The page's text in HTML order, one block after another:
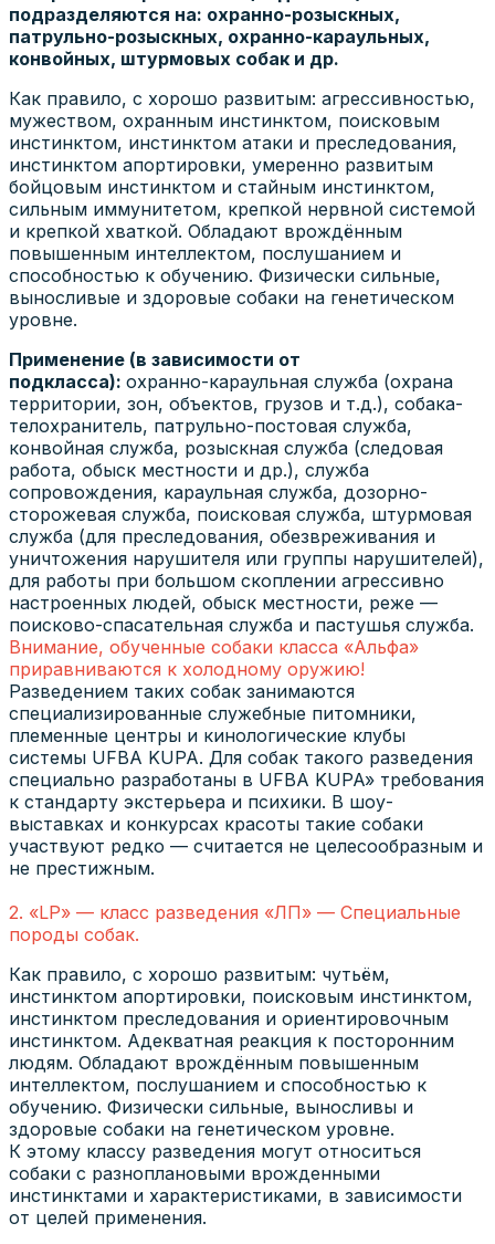
подразделяются на: охранно-розыскных,
патрульно-розыскных, охранно-караульных,
конвойных, штурмовых собак и др.
Как правило, с хорошо развитым: агрессивностью,
мужеством, охранным инстинктом, поисковым
инстинктом, инстинктом атаки и преследования,
инстинктом апортировки, умеренно развитым
бойцовым инстинктом и стайным инстинктом,
сильным иммунитетом, крепкой нервной системой
и крепкой хваткой. Обладают врождённым
повышенным интеллектом, послушанием и
способностью к обучению. Физически сильные,
выносливые и здоровые собаки на генетическом
уровне.
Применение (в зависимости от
подкласса): охранно-караульная служба (охрана
территории, зон, объектов, грузов и т.д.), собака-
телохранитель, патрульно-постовая служба,
конвойная служба, розыскная служба (следовая
работа, обыск местности и др.), служба
сопровождения, караульная служба, дозорно-
сторожевая служба, поисковая служба, штурмовая
служба (для преследования, обезвреживания и
уничтожения нарушителя или группы нарушителей),
для работы при большом скоплении агрессивно
настроенных людей, обыск местности, реже —
поисково-спасательная служба и пастушья служба.
Внимание, обученные собаки класса «Альфа»
приравниваются к холодному оружию!
Разведением таких собак занимаются
специализированные служебные питомники,
племенные центры и кинологические клубы
системы UFBA KUPA. Для собак такого разведения
специально разработаны в UFBA KUPA» требования
к стандарту экстерьера и психики. В шоу-
выставках и конкурсах красоты такие собаки
участвуют редко — считается не целесообразным и
не престижным.
2. «LP» — класс разведения «ЛП» — Специальные
породы собак.
Как правило, с хорошо развитым: чутьём,
инстинктом апортировки, поисковым инстинктом,
инстинктом преследования и ориентировочным
инстинктом. Адекватная реакция к посторонним
людям. Обладают врождённым повышенным
интеллектом, послушанием и способностью к
обучению. Физически сильные, выносливы и
здоровые собаки на генетическом уровне.
К этому классу разведения могут относиться
собаки с разноплановыми врожденными
инстинктами и характеристиками, в зависимости
от целей применения.